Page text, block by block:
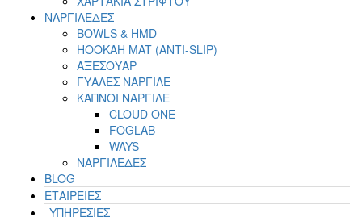
ΝΑΡΓΙΛΕΔΕΣ
BOWLS & HMD
HOOKAH MAT (ANTI-SLIP)
ΑΞΕΣΟΥΑΡ
ΓΥΑΛΕΣ ΝΑΡΓΙΛΕ
ΚΑΠΝΟΙ ΝΑΡΓΙΛΕ
CLOUD ONE
FOGLAB
WAYS
ΝΑΡΓΙΛΕΔΕΣ
BLOG
ΕΤΑΙΡΕΙΕΣ
ΥΠΗΡΕΣΙΕΣ